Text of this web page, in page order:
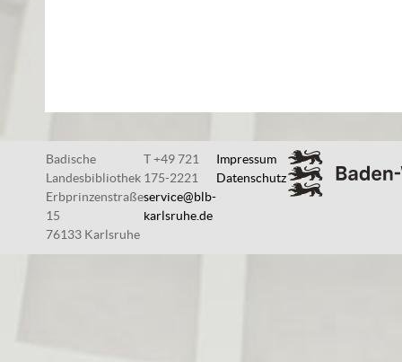
Badische
Landesbibliothek
Erbprinzenstraße
15
76133 Karlsruhe
T +49 721
175-2221
service@blb-
karlsruhe.de
Impressum
Datenschutz